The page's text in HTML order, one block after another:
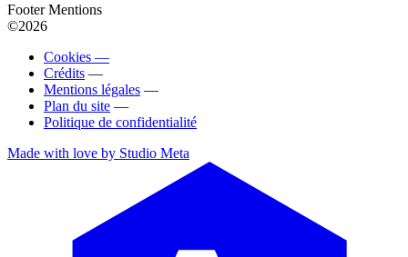
Footer Mentions
©2026
Cookies —
Crédits —
Mentions légales —
Plan du site —
Politique de confidentialité
Made with love by Studio Meta